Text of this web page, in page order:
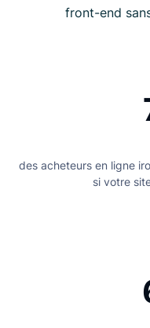
front-end
des acheteurs en ligne
si votre